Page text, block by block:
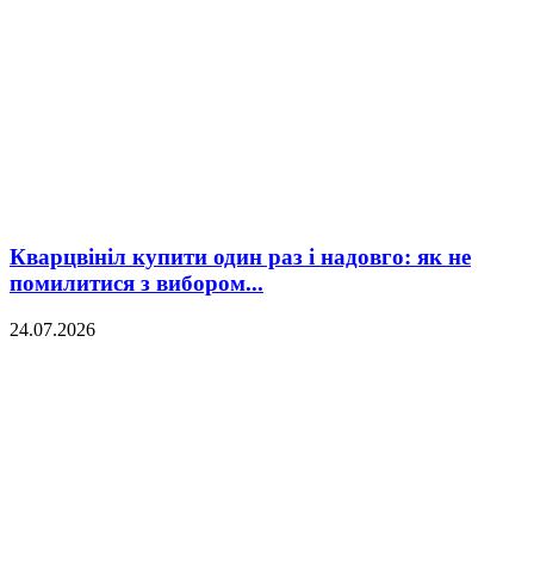
Кварцвініл купити один раз і надовго: як не
помилитися з вибором...
24.07.2026